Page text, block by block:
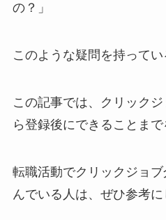
の？」
このような疑問を持って
この記事では、クリック
ら登録後にできることまで
転職活動でクリックジョ
んでいる人は、ぜひ参考